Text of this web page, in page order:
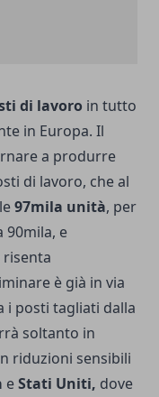
di lavoro in tutto
in Europa. Il
a produrre
di lavoro, che al
97mila unità, per
90mila, e
risenta
è già in via
i posti tagliati dalla
soltanto in
riduzioni sensibili
eStati Uniti, dove